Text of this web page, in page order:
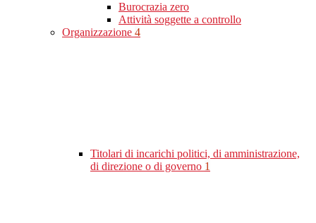
Burocrazia zero
Attività soggette a controllo
Organizzazione 4
Titolari di incarichi politici, di amministrazione,
di direzione o di governo 1